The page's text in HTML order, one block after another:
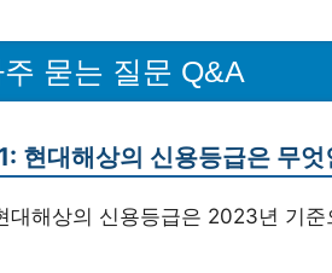
묻는 질문 Q&A
현대해상의 신용등급은 무
대해상의 신용등급은 2023년 기